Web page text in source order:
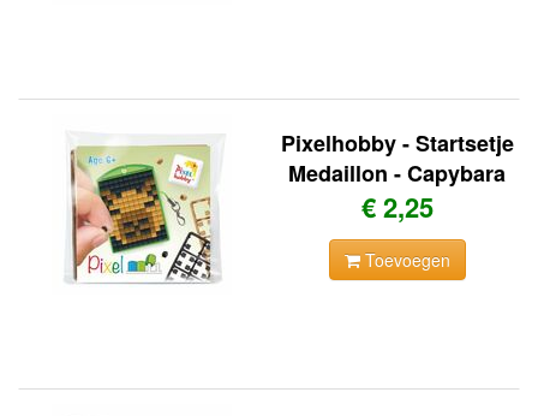
Pixelhobby - Startsetje
Medaillon - Capybara
€ 2,25
Toevoegen